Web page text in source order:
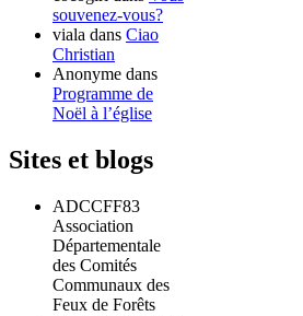
souvenez-vous?
viala dans Ciao
Christian
Anonyme dans
Programme de
Noël à l’église
Sites et blogs
ADCCFF83
Association
Départementale
des Comités
Communaux des
Feux de Forêts